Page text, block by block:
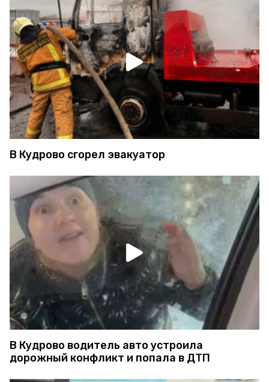
В Кудрово сгорел эвакуатор
В Кудрово водитель авто устроила
дорожный конфликт и попала в ДТП